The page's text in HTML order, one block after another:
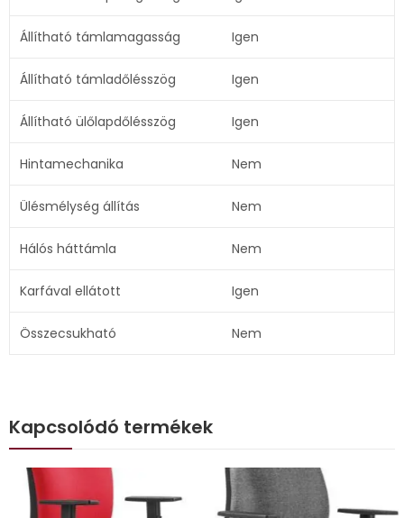
Állítható támlamagasság Igen
Állítható támladőlésszög Igen
Állítható ülőlapdőlésszög Igen
Hintamechanika Nem
Ülésmélység állítás Nem
Hálós háttámla Nem
Karfával ellátott Igen
Összecsukható Nem
Kapcsolódó termékek